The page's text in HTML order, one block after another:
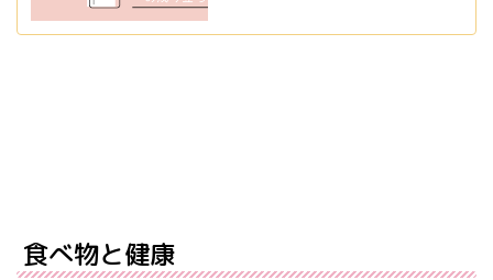
食べ物と健康